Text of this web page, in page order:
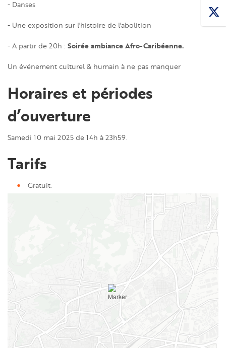
- Danses
- Une exposition sur l'histoire de l'abolition
- A partir de 20h : Soirée ambiance Afro-Caribéenne.
Un événement culturel & humain à ne pas manquer
Horaires et périodes
d’ouverture
Samedi 10 mai 2025 de 14h à 23h59.
Tarifs
Gratuit.